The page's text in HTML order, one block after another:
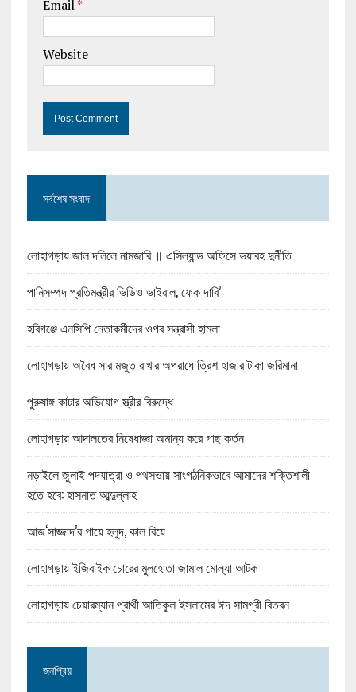
Email*
Website
সর্বশেষ সংবাদ
লোহাগড়ায় জাল দলিলে নামজারি ॥ এসিল্যান্ড অফিসে ভয়াবহ দুর্নীতি
পানিসম্পদ প্রতিমন্ত্রীর ভিডিও ভাইরাল, ফেক দাবি’
হবিগঞ্জে এনসিপি নেতাকর্মীদের ওপর সন্ত্রাসী হামলা
লোহাগড়ায় অবৈধ সার মজুত রাখার অপরাধে ত্রিশ হাজার টাকা জরিমানা
পুরুষাঙ্গ কাটার অভিযোগ স্ত্রীর বিরুদ্ধে
লোহাগড়ায় আদালতের নিষেধাজ্ঞা অমান্য করে গাছ কর্তন
নড়াইলে জুলাই পদযাত্রা ও পথসভায় সাংগঠনিকভাবে আমাদের শক্তিশালী
হতে হবে: হাসনাত আব্দুল্লাহ
আজ‘সাজ্জাদ’র গায়ে হলুদ, কাল বিয়ে
লোহাগড়ায় ইজিবাইক চোরের মুলহোতা জামাল মোল্যা আটক
লোহাগড়ায় চেয়ারম্যান প্রার্থী আতিকুল ইসলামের ঈদ সামগ্রী বিতরন
জনপ্রিয়